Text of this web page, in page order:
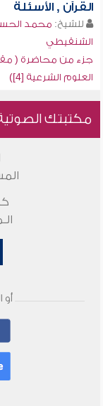
القرآن , الأسئلة
للشيخ: محمد
الشنقيطي
جزء من محاضرة (
العلوم الشرعية [4])
مكتبتك